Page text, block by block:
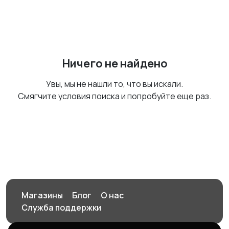
Ничего не найдено
Увы, мы не нашли то, что вы искали.
Смягчите условия поиска и попробуйте еще раз.
Магазины Блог
О нас
Служба поддержки